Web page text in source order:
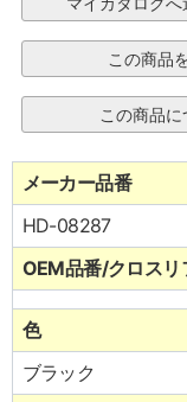
メーカー品番
HD-08287
OEM品番/クロスリ
色
ブラック